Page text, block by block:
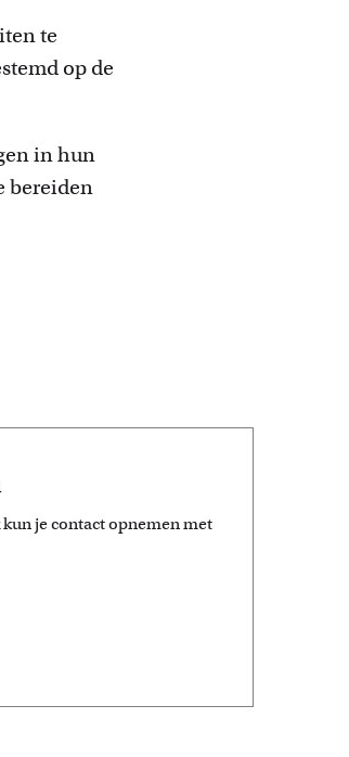
te
op de
in hun
bereiden
je contact opnemen met